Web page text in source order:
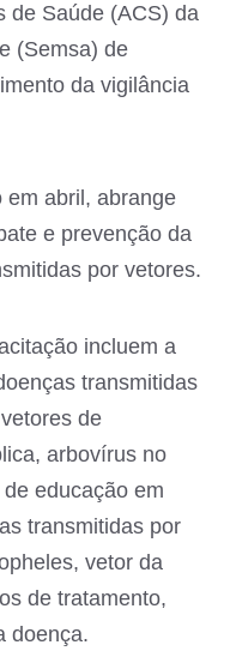
de Saúde (ACS) da
(Semsa) de
da vigilância
em abril, abrange
e prevenção da
por vetores.
incluem a
transmitidas
de
arbovírus no
educação em
transmitidas por
vetor da
de tratamento,
doença.